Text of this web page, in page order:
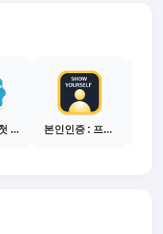
뉴비탈출 : 첫 전환 달성 본인인증 : 프로필 사진등록